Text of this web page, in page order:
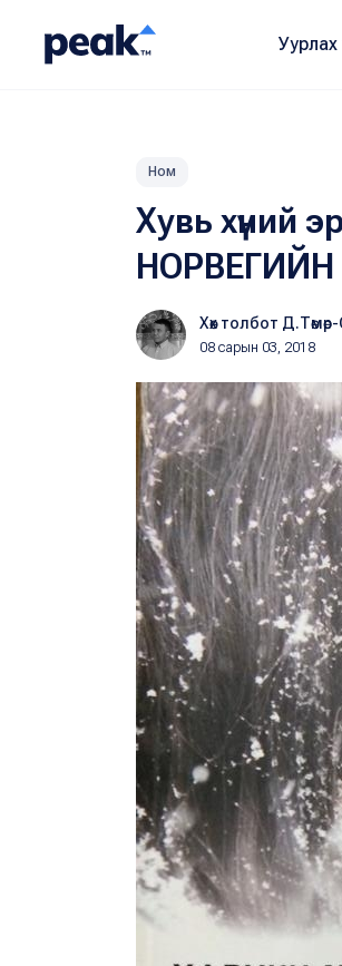
Уурлах
Ном
Хувь хүний
Хөх толбот
08 сарын 03, 2018